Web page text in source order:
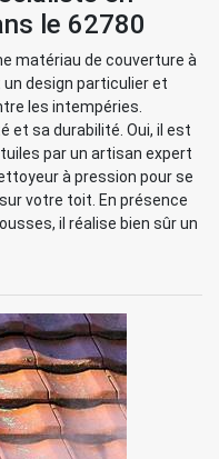
le 62780
matériau de couverture à
design particulier et
les intempéries.
et sa durabilité. Oui, il est
par un artisan expert
à pression pour se
votre toit. En présence
il réalise bien sûr un